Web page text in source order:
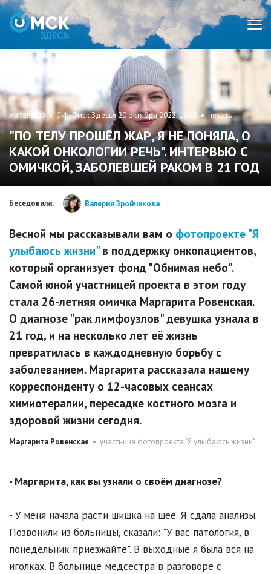
ИНТЕРВЬЮ • СИ «Омск Здесь» 20 октября 2022, 11:45 • печать
"ПО ТЕЛУ ПРОШЁЛ ЖАР, Я НЕ ПОНЯЛА, О
КАКОЙ ОНКОЛОГИИ РЕЧЬ". ИНТЕРВЬЮ С
ОМИЧКОЙ, ЗАБОЛЕВШЕЙ РАКОМ В 21 ГОД
Беседовала: Валерия Зройчикова
Весной мы рассказывали вам о фотопроекте "Я
улыбаюсь жизни"в поддержку онкопациентов,
который организует фонд "Обнимая небо".
Самой юной участницей проекта в этом году
стала 26-летняя омичка Маргарита Ровенская.
О диагнозе "рак лимфоузлов" девушка узнала в
21 год, и на несколько лет её жизнь
превратилась в каждодневную борьбу с
заболеванием. Маргарита рассказала нашему
корреспонденту о 12-часовых сеансах
химиотерапии, пересадке костного мозга и
здоровой жизни сегодня.
Маргарита Ровенская • участница фотопроекта "Я улыбаюсь жизни"
- Маргарита, как вы узнали о своём диагнозе?
- У меня начала расти шишка на шее. Я сдала анализы.
Позвонили из больницы, сказали: "У вас патология, в
понедельник приезжайте". В выходные я была вся на
иголках. В больнице медсестра в разговоре с